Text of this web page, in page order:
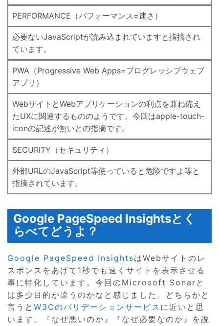
PERFORMANCE（パフォーマンス=速さ）
必要ないJavaScriptが読み込まれていますと指摘され
ています。
PWA（Progressive Web Apps=プログレッシブウェブ
アプリ）
WebサイトとWebアプリケーションの利点を兼ね備え
たUXに関連するもののようです。今回はapple-touch-
iconの記述が無いとの指摘です。
SECURITY（セキュリティ）
外部URLのJavaScript等使っていると危険ですよ等と
指摘されています。
Google PageSpeed Insightsとく
らべてどうよ？
Google PageSpeed InsightsはWebサイトのレ
スポンスをあげて1秒でも速くサイトを表示させる
事に特化しています。今回のMicrosoft Sonarと
は多少目的が違うのかなと感じました。どちらかと
言うと W3Cのバリデーションサービス に近いと思
います。『なぜ悪いのか』『なぜ必要なのか』を説